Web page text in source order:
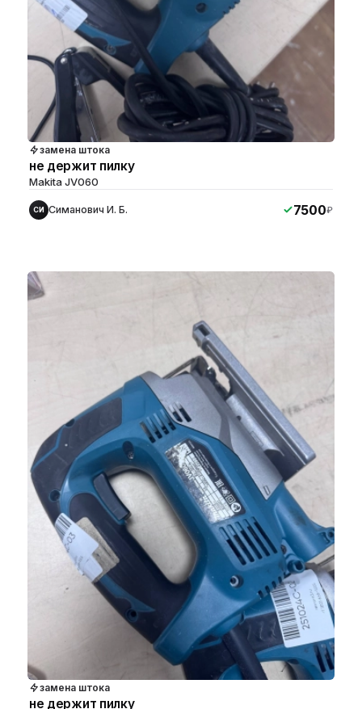
замена штока
не держит пилку
Makita JV060
СИ Симанович И. Б. 7500₽
замена штока
не держит пилку